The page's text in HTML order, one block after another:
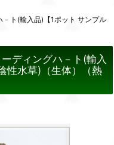
－ト(輸入品)【1ポット サンプル
ディングハ－ト(輸入
性水草)（生体）（熱